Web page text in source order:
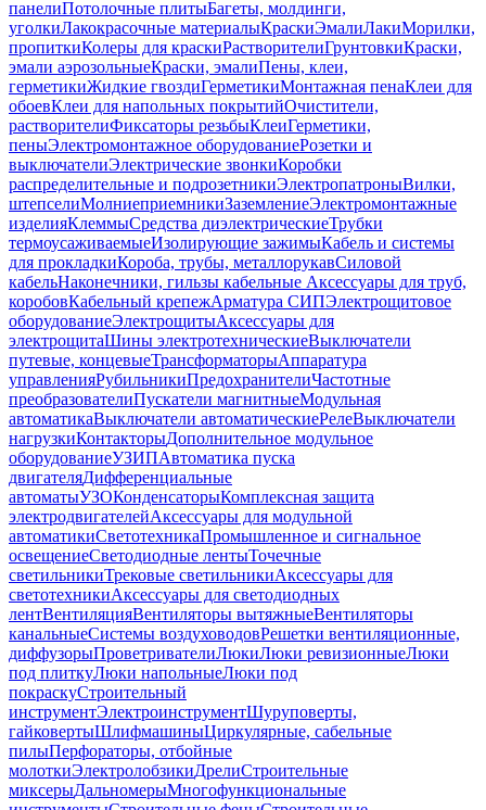
панелиПотолочные плитыБагеты, молдинги,
уголкиЛакокрасочные материалыКраскиЭмалиЛакиМорилки,
пропиткиКолеры для краскиРастворителиГрунтовкиКраски,
эмали аэрозольныеКраски, эмалиПены, клеи,
герметикиЖидкие гвоздиГерметикиМонтажная пенаКлеи для
обоевКлеи для напольных покрытийОчистители,
растворителиФиксаторы резьбыКлеиГерметики,
пеныЭлектромонтажное оборудованиеРозетки и
выключателиЭлектрические звонкиКоробки
распределительные и подрозетникиЭлектропатроныВилки,
штепселиМолниеприемникиЗаземлениеЭлектромонтажные
изделияКлеммыСредства диэлектрическиеТрубки
термоусаживаемыеИзолирующие зажимыКабель и системы
для прокладкиКороба, трубы, металлорукавСиловой
кабельНаконечники, гильзы кабельные Аксессуары для труб,
коробовКабельный крепежАрматура СИПЭлектрощитовое
оборудованиеЭлектрощитыАксессуары для
электрощитаШины электротехническиеВыключатели
путевые, концевыеТрансформаторыАппаратура
управленияРубильникиПредохранителиЧастотные
преобразователиПускатели магнитныеМодульная
автоматикаВыключатели автоматическиеРелеВыключатели
нагрузкиКонтакторыДополнительное модульное
оборудованиеУЗИПАвтоматика пуска
двигателяДифференциальные
автоматыУЗОКонденсаторыКомплексная защита
электродвигателейАксессуары для модульной
автоматикиСветотехникаПромышленное и сигнальное
освещениеСветодиодные лентыТочечные
светильникиТрековые светильникиАксессуары для
светотехникиАксессуары для светодиодных
лентВентиляцияВентиляторы вытяжныеВентиляторы
канальныеСистемы воздуховодовРешетки вентиляционные,
диффузорыПроветривателиЛюкиЛюки ревизионныеЛюки
под плиткуЛюки напольныеЛюки под
покраскуСтроительный
инструментЭлектроинструментШуруповерты,
гайковертыШлифмашиныЦиркулярные, сабельные
пилыПерфораторы, отбойные
молоткиЭлектролобзикиДрелиСтроительные
миксерыДальномерыМногофункциональные